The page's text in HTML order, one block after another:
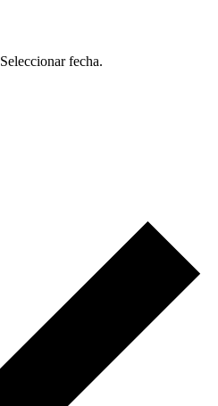
Seleccionar fecha.